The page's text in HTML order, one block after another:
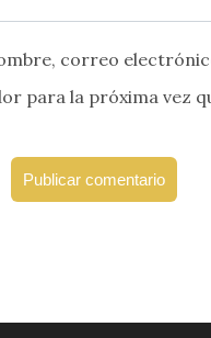
correo
para la próxima vez